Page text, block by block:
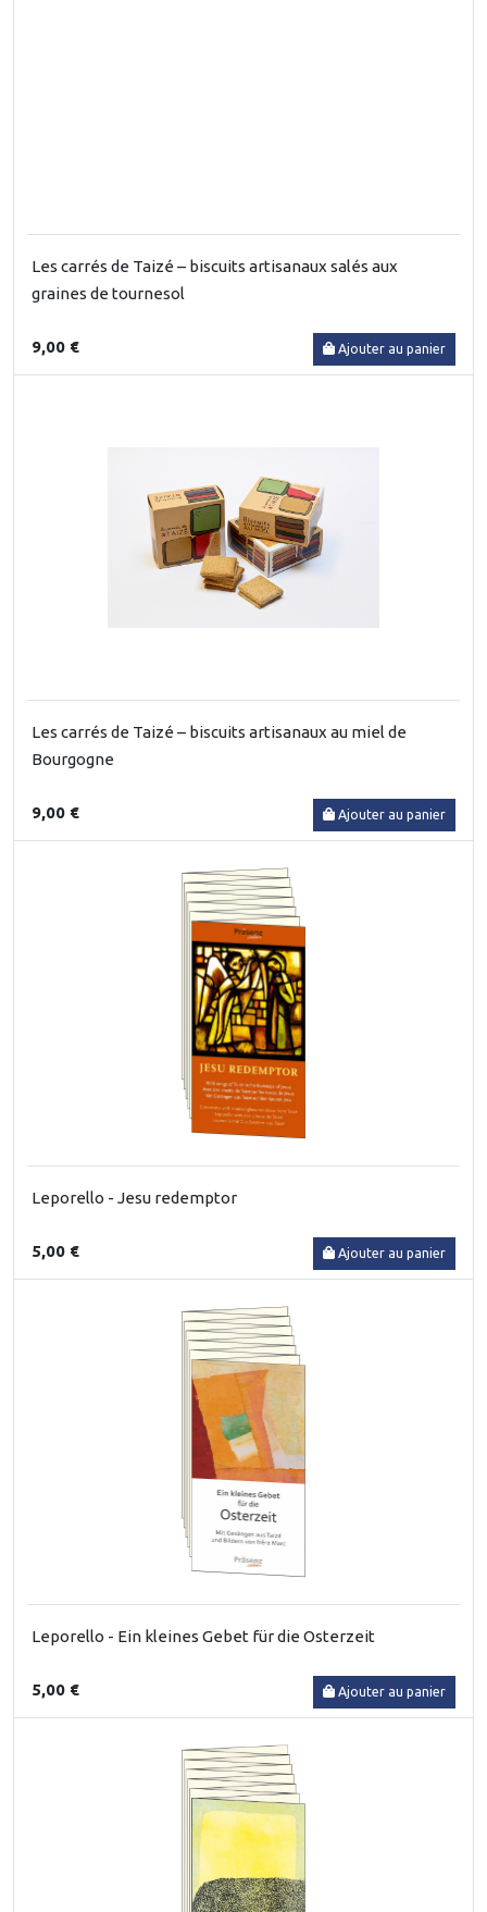
Les carrés de Taizé – biscuits artisanaux salés aux
graines de tournesol
9,00 € Ajouter au panier
Les carrés de Taizé – biscuits artisanaux au miel de
Bourgogne
9,00 € Ajouter au panier
Leporello - Jesu redemptor
5,00 € Ajouter au panier
Leporello - Ein kleines Gebet für die Osterzeit
5,00 € Ajouter au panier